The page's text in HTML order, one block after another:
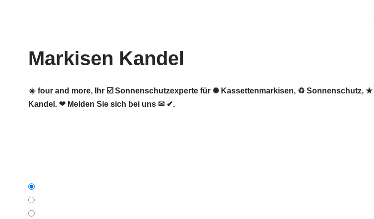
springenMarkisen Kandel
☀️ four and more, Ihr ☑️ Sonnenschutzexperte für ✺ Kassettenmarkisen, ♻ Sonnenschutz,
Kandel. ❤ Melden Sie sich bei uns ✉ ✔.